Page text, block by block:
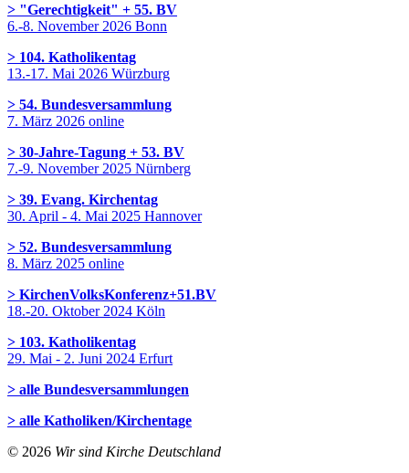
> "Gerechtigkeit" + 55. BV
6.-8. November 2026 Bonn
> 104. Katholikentag
13.-17. Mai 2026 Würzburg
> 54. Bundesversammlung
7. März 2026 online
> 30-Jahre-Tagung + 53. BV
7.-9. November 2025 Nürnberg
> 39. Evang. Kirchentag
30. April - 4. Mai 2025 Hannover
> 52. Bundesversammlung
8. März 2025 online
> KirchenVolksKonferenz+51.BV
18.-20. Oktober 2024 Köln
> 103. Katholikentag
29. Mai - 2. Juni 2024 Erfurt
> alle Bundesversammlungen
> alle Katholiken/Kirchentage
© 2026 Wir sind Kirche Deutschland